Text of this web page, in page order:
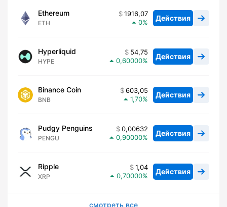
Ethereum
ETH
1916,07
0
Действия
Hyperliquid
HYPE
54,75
0,60000
Действия
Binance Coin
BNB
603,05
1,70
Действия
Pudgy Penguins
PENGU
0,00632
0,90000
Действия
Ripple
XRP
1,04
0,70000
Действия
смотреть все